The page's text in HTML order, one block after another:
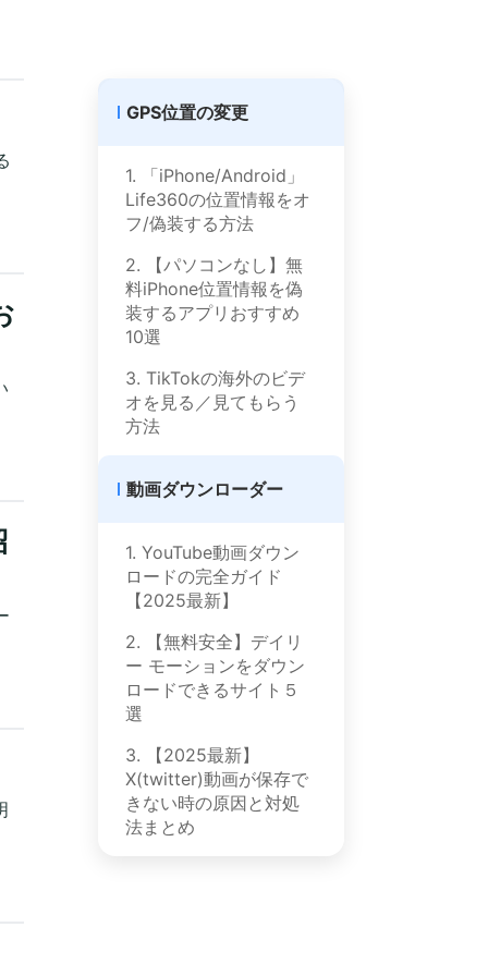
GPS位置の変更
1. 「iPhone/Android」
Life360の位置情報をオ
フ/偽装する方法
2. 【パソコンなし】無
料iPhone位置情報を偽
装するアプリおすすめ
10選
3. TikTokの海外のビデ
オを見る／見てもらう
方法
動画ダウンローダー
1. YouTube動画ダウン
ロードの完全ガイド
【2025最新】
2. 【無料安全】デイリ
ー モーションをダウン
ロードできるサイト５
選
3. 【2025最新】
X(twitter)動画が保存で
きない時の原因と対処
法まとめ